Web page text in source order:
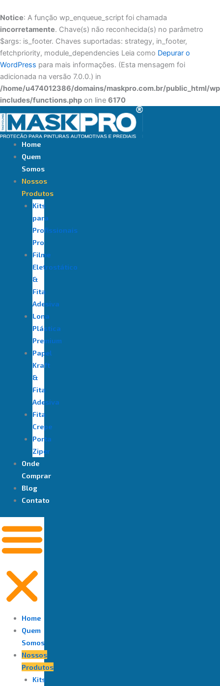
Notice: A função wp_enqueue_script foi chamada
incorretamente. Chave(s) não reconhecida(s) no parâmetro
$args: is_footer. Chaves suportadas: strategy, in_footer,
fetchpriority, module_dependencies Leia como Depurar o
WordPress para mais informações. (Esta mensagem foi
adicionada na versão 7.0.0.) in
/home/u474012386/domains/maskpro.com.br/public_html/
includes/functions.php on line 6170
para
o
conteúdo
Home
Quem
Somos
Nossos
Produtos
Kits
para
Profissionais
Pro
Filme
Eletrostático
&
Fita
Adesiva
⁠Lona
Plástica
Premium
Papel
Kraft
&
Fita
Adesiva
Fita
Crepe
Porta
Ziper
Onde
Comprar
Blog
Contato
Home
Quem
Somos
Nossos
Produtos
Kits